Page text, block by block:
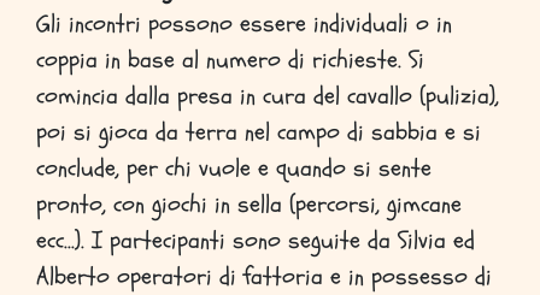
Gli incontri possono essere individuali o in
coppia in base al numero di richieste. Si
comincia dalla presa in cura del cavallo (pulizia),
poi si gioca da terra nel campo di sabbia e si
conclude, per chi vuole e quando si sente
pronto, con giochi in sella (percorsi, gimcane
ecc…). I partecipanti sono seguite da Silvia ed
Alberto operatori di fattoria e in possesso di